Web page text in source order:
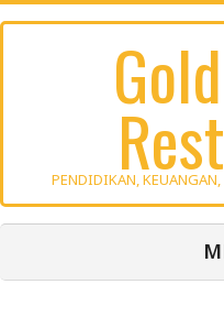
Skip
PENDIDIKAN, KEUANGAN,